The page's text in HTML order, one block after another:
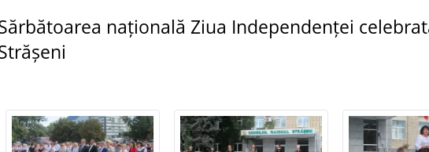
națională Ziua Independenței